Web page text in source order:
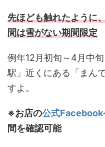
先ほども触れたように
間は雪がない期間限定
例年12月初旬～4月中
駅」近くにある「まん
すよ。
※お店の公式Facebook
間を確認可能